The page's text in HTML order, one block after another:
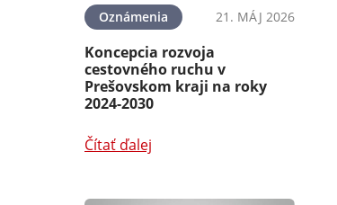
Oznámenia 21. MÁJ 2026
Koncepcia rozvoja
cestovného ruchu v
Prešovskom kraji na roky
2024-2030
Čítať ďalej